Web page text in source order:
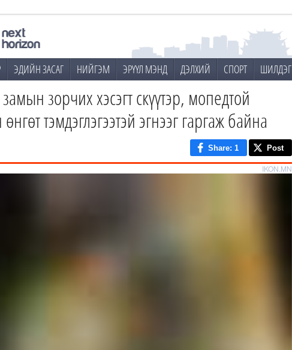
ЭДИЙН ЗАСАГ НИЙГЭМ ЭРҮҮЛ МЭНД ДЭЛХИЙ СПОРТ ШИЛДЭГ
зорчих хэсэгт скүүтэр, мопедтой
тэмдэглэгээтэй эгнээг гаргаж байна
Share: 1 Post
IKON.MN